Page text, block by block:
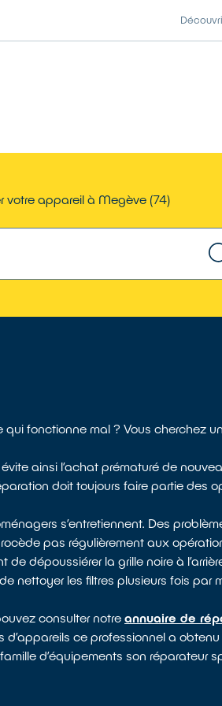
votre appareil à Megève (74)
fonctionne mal ? Vous cherchez
ainsi l’achat prématuré de
doit toujours faire partie des
s’entretiennent. Des
pas régulièrement aux
dépoussiérer la grille noire à
nettoyer les filtres plusieurs fois par
consulter notreannuaire de
ce professionnel a
d’équipements son réparateur